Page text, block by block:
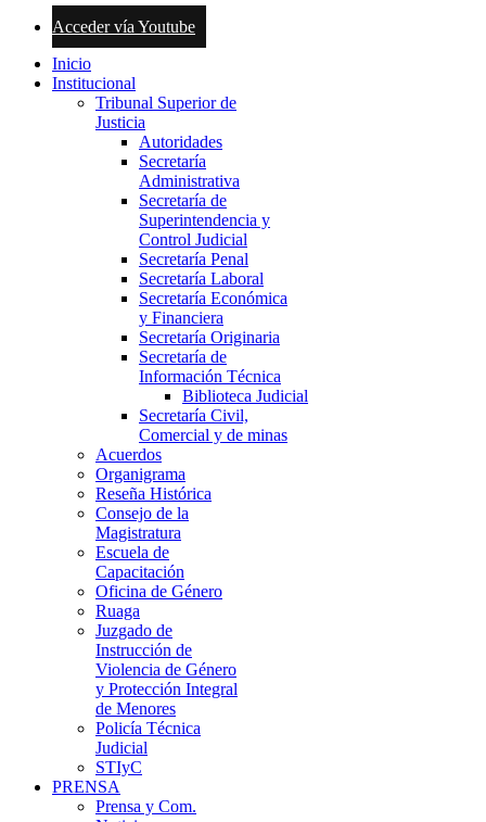
Acceder vía Youtube
Inicio
Institucional
Tribunal Superior de
Justicia
Autoridades
Secretaría
Administrativa
Secretaría de
Superintendencia y
Control Judicial
Secretaría Penal
Secretaría Laboral
Secretaría Económica
y Financiera
Secretaría Originaria
Secretaría de
Información Técnica
Biblioteca Judicial
Secretaría Civil,
Comercial y de minas
Acuerdos
Organigrama
Reseña Histórica
Consejo de la
Magistratura
Escuela de
Capacitación
Oficina de Género
Ruaga
Juzgado de
Instrucción de
Violencia de Género
y Protección Integral
de Menores
Policía Técnica
Judicial
STIyC
PRENSA
Prensa y Com.